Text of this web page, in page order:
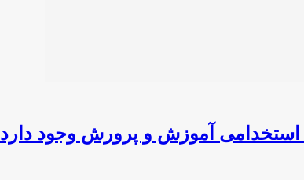
استخدامی آموزش و پرورش وجود دارد